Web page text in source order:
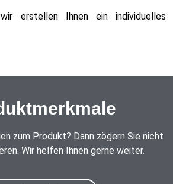
erstellen Ihnen ein individuelles
zum Produkt? Dann zögern Sie nicht
Wir helfen Ihnen gerne weiter.